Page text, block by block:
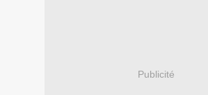
Publicité